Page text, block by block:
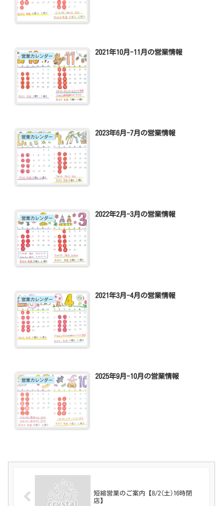
営業カレンダー
2021年10月-11月の営業情報
営業カレンダー
2023年6月-7月の営業情報
営業カレンダー
2022年2月-3月の営業情報
営業カレンダー
2021年3月-4月の営業情報
営業カレンダー
2025年9月-10月の営業情報
短縮営業のご案内【8/2(土)16時閉
店】